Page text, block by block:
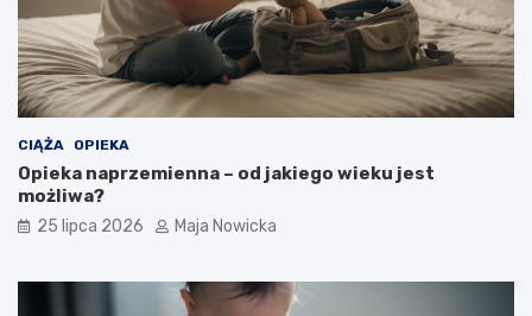
CIĄŻA OPIEKA
Opieka naprzemienna – od jakiego wieku jest
możliwa?
25 lipca 2026 Maja Nowicka